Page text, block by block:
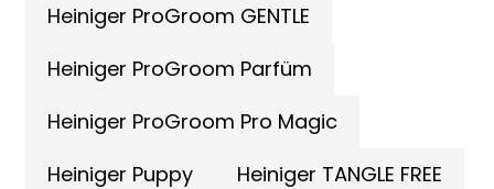
Heiniger ProGroom GENTLE
Heiniger ProGroom Parfüm
Heiniger ProGroom Pro Magic
Heiniger Puppy
Heiniger TANGLE FREE